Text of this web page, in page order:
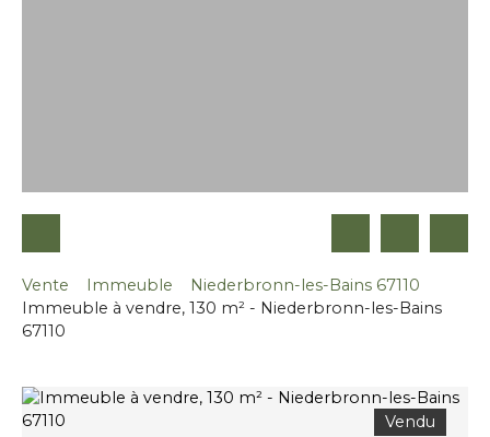
Vente Immeuble
Niederbronn-les-Bains 67110
Immeuble à vendre, 130 m² - Niederbronn-les-Bains
67110
Vendu